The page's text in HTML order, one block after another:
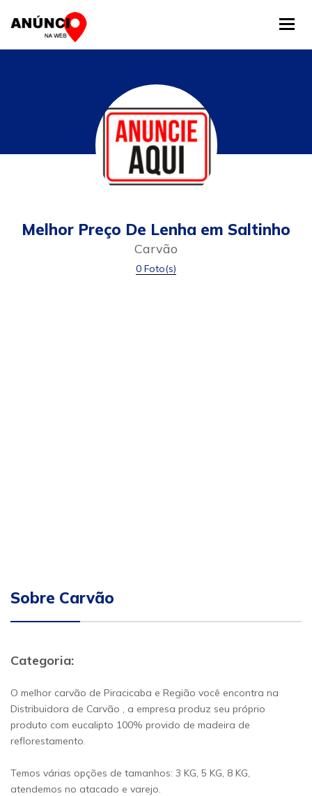
Melhor Preço De Lenha em Saltinho
Carvão
0 Foto(s)
Sobre Carvão
Categoria:
O melhor carvão de Piracicaba e Região você encontra na
Distribuidora de Carvão , a empresa produz seu próprio
produto com eucalipto 100% provido de madeira de
reflorestamento.
Temos várias opções de tamanhos: 3 KG, 5 KG, 8 KG,
atendemos no atacado e varejo.